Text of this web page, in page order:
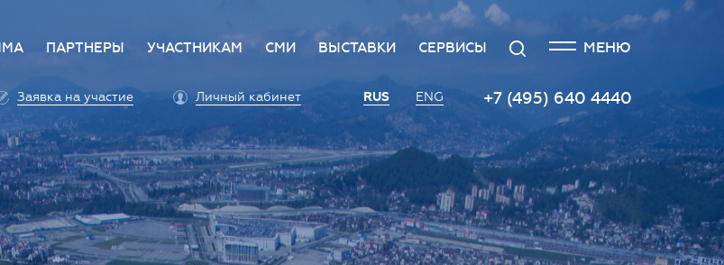
программа
программы
ПАРТНЕРЫ
Стать партнером
Партнеры
УЧАСТНИКАМ
Преимущества участия
Условия участия
Оплата участия
Единый личный кабинет
Аккредитация личного
автомобиля
Профилактика COVID-19
СМИ
Аккредитация СМИ
Правила аккредитации СМИ
Политика упоминаний
Пресс-центр
Контактная информация
ВЫСТАВКИ
Выставка Российского
инвестиционного форума
Экспоненты 2022
Территория инноваций
Площадка «ВиноГрад»
Пространство «Здоровое
общество»
Инвестхаб «Инвестируй в
СЕРВИСЫ
Кейтеринговые услуги
Организация и проведение
пресс-мероприятий
Протокольно-
организационное
сопровождение
Заказ фото- и видеосъемки
Поиск МЕНЮ
Заявка на участие Личный кабинет RUS ENG +7 (495) 640 4440